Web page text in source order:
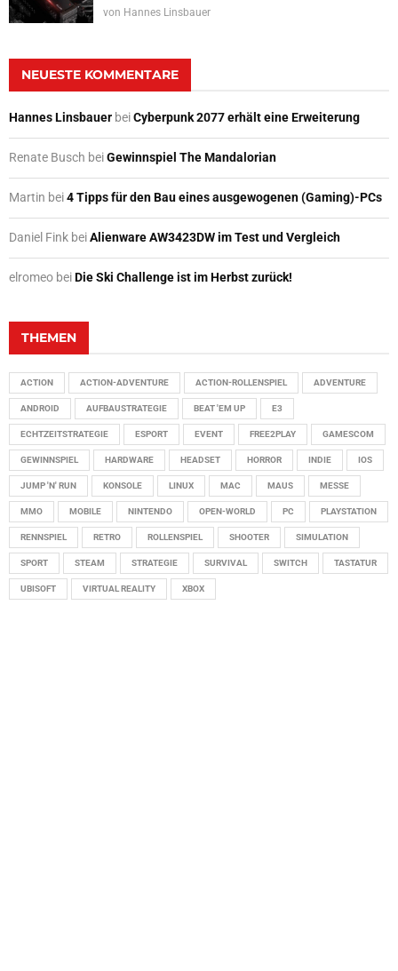
von Hannes Linsbauer
NEUESTE KOMMENTARE
Hannes Linsbauer beiCyberpunk 2077 erhält eine Erweiterung
Renate Busch beiGewinnspiel The Mandalorian
Martin bei4 Tipps für den Bau eines ausgewogenen (Gaming)-PCs
Daniel Fink beiAlienware AW3423DW im Test und Vergleich
elromeo beiDie Ski Challenge ist im Herbst zurück!
THEMEN
ACTION ACTION-ADVENTURE ACTION-ROLLENSPIEL ADVENTURE
ANDROID AUFBAUSTRATEGIE BEAT 'EM UP E3
ECHTZEITSTRATEGIE ESPORT EVENT FREE2PLAY GAMESCOM
GEWINNSPIEL HARDWARE HEADSET HORROR INDIE IOS
JUMP 'N' RUN KONSOLE LINUX MAC MAUS MESSE
MMO MOBILE NINTENDO OPEN-WORLD PC PLAYSTATION
RENNSPIEL RETRO ROLLENSPIEL SHOOTER SIMULATION
SPORT STEAM STRATEGIE SURVIVAL SWITCH TASTATUR
UBISOFT VIRTUAL REALITY XBOX